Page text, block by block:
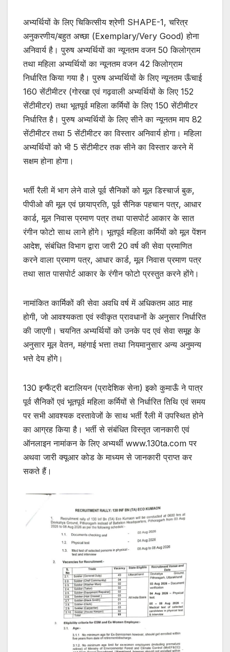
अभ्यर्थियों के लिए चिकित्सीय श्रेणी SHAPE-1, चरित्र
अनुकरणीय/बहुत अच्छा (Exemplary/Very Good) होना
अनिवार्य है। पुरुष अभ्यर्थियों का न्यूनतम वजन 50 किलोग्राम
तथा महिला अभ्यर्थियों का न्यूनतम वजन 42 किलोग्राम
निर्धारित किया गया है। पुरुष अभ्यर्थियों के लिए न्यूनतम ऊँचाई
160 सेंटीमीटर (गोरखा एवं गढ़वाली अभ्यर्थियों के लिए 152
सेंटीमीटर) तथा भूतपूर्व महिला कर्मियों के लिए 150 सेंटीमीटर
निर्धारित है। पुरुष अभ्यर्थियों के लिए सीने का न्यूनतम माप 82
सेंटीमीटर तथा 5 सेंटीमीटर का विस्तार अनिवार्य होगा। महिला
अभ्यर्थियों को भी 5 सेंटीमीटर तक सीने का विस्तार करने में
सक्षम होना होगा।
भर्ती रैली में भाग लेने वाले पूर्व सैनिकों को मूल डिस्चार्ज बुक,
पीपीओ की मूल एवं छायाप्रति, पूर्व सैनिक पहचान पत्र, आधार
कार्ड, मूल निवास प्रमाण पत्र तथा पासपोर्ट आकार के सात
रंगीन फोटो साथ लाने होंगे। भूतपूर्व महिला कर्मियों को मूल पेंशन
आदेश, संबंधित विभाग द्वारा जारी 20 वर्ष की सेवा प्रमाणित
करने वाला प्रमाण पत्र, आधार कार्ड, मूल निवास प्रमाण पत्र
तथा सात पासपोर्ट आकार के रंगीन फोटो प्रस्तुत करने होंगे।
नामांकित कार्मिकों की सेवा अवधि वर्ष में अधिकतम आठ माह
होगी, जो आवश्यकता एवं स्वीकृत प्रावधानों के अनुसार निर्धारित
की जाएगी। चयनित अभ्यर्थियों को उनके पद एवं सेवा समूह के
अनुसार मूल वेतन, महंगाई भत्ता तथा नियमानुसार अन्य अनुमन्य
भत्ते देय होंगे।
130 इन्फैंट्री बटालियन (प्रादेशिक सेना) इको कुमाऊँ ने पात्र
पूर्व सैनिकों एवं भूतपूर्व महिला कर्मियों से निर्धारित तिथि एवं समय
पर सभी आवश्यक दस्तावेजों के साथ भर्ती रैली में उपस्थित होने
का आग्रह किया है। भर्ती से संबंधित विस्तृत जानकारी एवं
ऑनलाइन नामांकन के लिए अभ्यर्थी www.130ta.com पर
अथवा जारी क्यूआर कोड के माध्यम से जानकारी प्राप्त कर
सकते हैं।